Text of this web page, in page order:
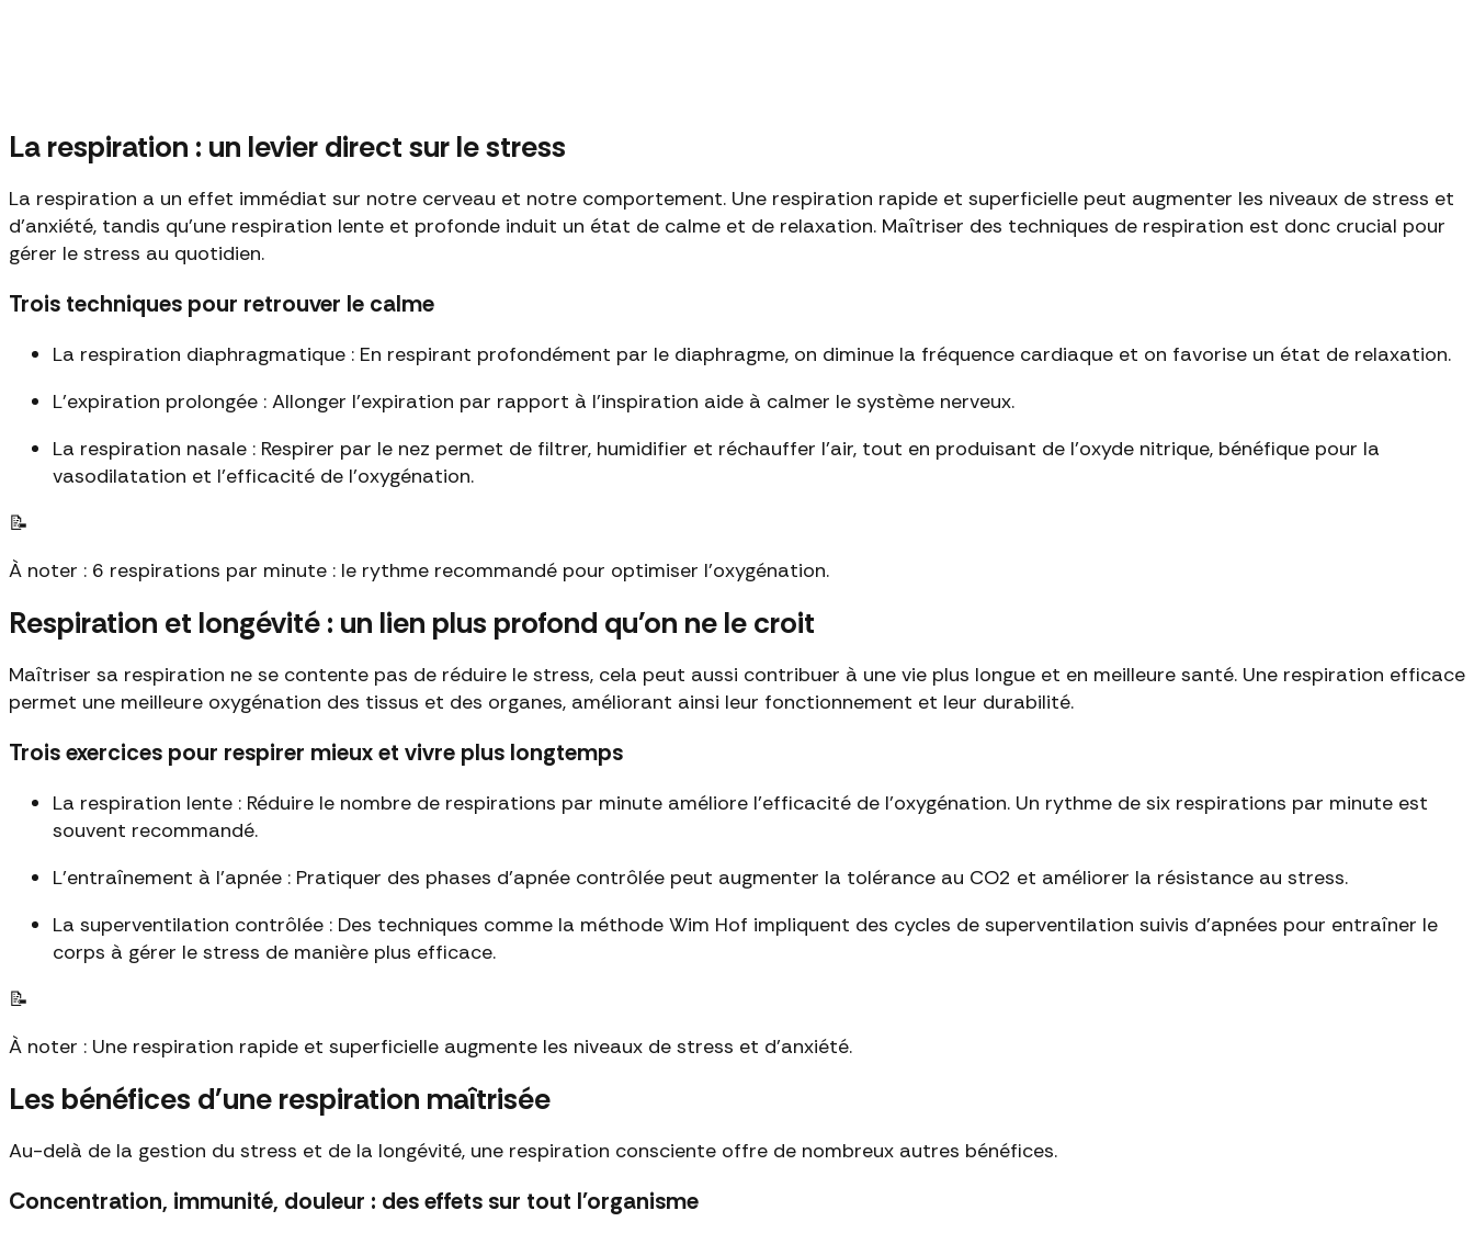
La respiration : un levier direct sur le stress
La respiration a un effet immédiat sur notre cerveau et notre comportement. Une respiration rapide et superficielle peut augmenter les niveaux de stress et
d'anxiété, tandis qu'une respiration lente et profonde induit un état de calme et de relaxation. Maîtriser des techniques de respiration est donc crucial pour
gérer le stress au quotidien.
Trois techniques pour retrouver le calme
La respiration diaphragmatique : En respirant profondément par le diaphragme, on diminue la fréquence cardiaque et on favorise un état de relaxation.
L'expiration prolongée : Allonger l'expiration par rapport à l'inspiration aide à calmer le système nerveux.
La respiration nasale : Respirer par le nez permet de filtrer, humidifier et réchauffer l'air, tout en produisant de l'oxyde nitrique, bénéfique pour la
vasodilatation et l'efficacité de l'oxygénation.
📝
À noter : 6 respirations par minute : le rythme recommandé pour optimiser l'oxygénation.
Respiration et longévité : un lien plus profond qu'on ne le croit
Maîtriser sa respiration ne se contente pas de réduire le stress, cela peut aussi contribuer à une vie plus longue et en meilleure santé. Une respiration efficace
permet une meilleure oxygénation des tissus et des organes, améliorant ainsi leur fonctionnement et leur durabilité.
Trois exercices pour respirer mieux et vivre plus longtemps
La respiration lente : Réduire le nombre de respirations par minute améliore l'efficacité de l'oxygénation. Un rythme de six respirations par minute est
souvent recommandé.
L'entraînement à l'apnée : Pratiquer des phases d'apnée contrôlée peut augmenter la tolérance au CO2 et améliorer la résistance au stress.
La superventilation contrôlée : Des techniques comme la méthode Wim Hof impliquent des cycles de superventilation suivis d'apnées pour entraîner le
corps à gérer le stress de manière plus efficace.
📝
À noter : Une respiration rapide et superficielle augmente les niveaux de stress et d'anxiété.
Les bénéfices d'une respiration maîtrisée
Au-delà de la gestion du stress et de la longévité, une respiration consciente offre de nombreux autres bénéfices.
Concentration, immunité, douleur : des effets sur tout l'organisme